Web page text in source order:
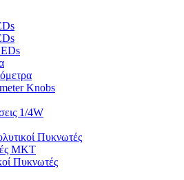
Knobs
1/4W
Πυκνωτές
MKT
Πυκνωτές